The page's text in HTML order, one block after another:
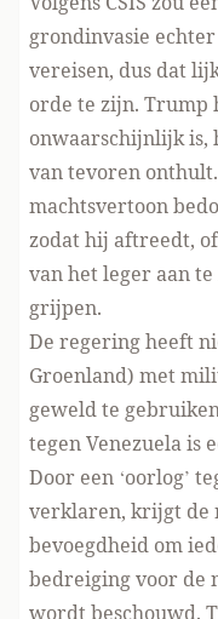
grondinvasie
vereisen, dus dat
orde te zijn. Trump
onwaarschijnlijk is,
van tevoren
machtsvertoon
zodat hij aftreedt,
van het leger aan
grijpen.
De regering heeft
Groenland) met
geweld te
tegen Venezuela is
Door een ‘oorlog’
verklaren, krijgt de
bevoegdheid om
bedreiging voor de
wordt beschouwd.